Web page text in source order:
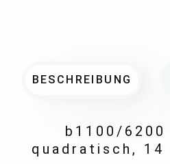
BESCHREIBUNG
b1100/6200
quadratisch,